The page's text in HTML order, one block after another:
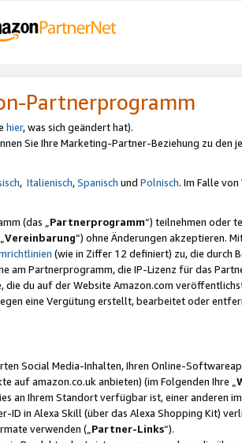
Partnerprogramm
hier, was sich geändert hat).
Sie Ihre Marketing-Partner-Beziehung zu den
, Italienisch,Spanisch und Polnisch. Im Falle
(das „Partnerprogramm“) teilnehmen oder
Vereinbarung“) ohne Änderungen akzeptieren.
(wie in Ziffer 12 definiert) zu, die durch
am Partnerprogramm, die IP-Lizenz für das
du auf der Website Amazon.com
eine Vergütung erstellt, bearbeitet oder
Social Media-Inhalten, Ihren Online-
auf amazon.co.uk anbieten) (im Folgenden Ihre „
an Ihrem Standort verfügbar ist, einer anderen im
ID in Alexa Skill (über das Alexa Shopping Kit)
verwenden („ Partner-Links“).